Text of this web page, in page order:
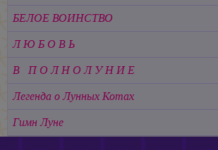
БЕЛОЕ ВОИНСТВО
Л Ю Б О В Ь
В П О Л Н О Л У Н И Е
Легенда о Лунных Котах
Гимн Луне